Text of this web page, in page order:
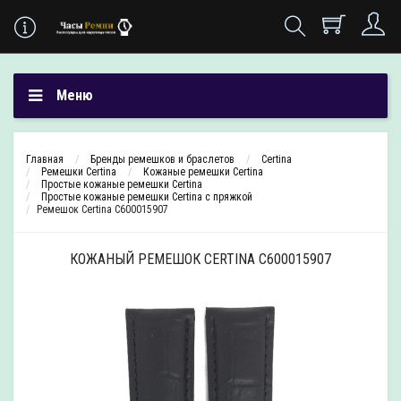
Меню
Главная Бренды ремешков и браслетов
Certina
Ремешки Certina
Кожаные ремешки Certina
Простые кожаные ремешки Certina
Простые кожаные ремешки Certina с пряжкой
Ремешок Certina C600015907
КОЖАНЫЙ РЕМЕШОК CERTINA C600015907